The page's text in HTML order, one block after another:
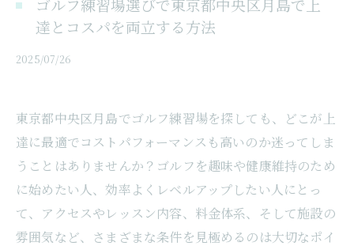
ゴルフ練習場選びで東京都中央区月島で上
達とコスパを両立する方法
2025/07/26
東京都中央区月島でゴルフ練習場を探しても、どこが上
達に最適でコストパフォーマンスも高いのか迷ってしま
うことはありませんか？ゴルフを趣味や健康維持のため
に始めたい人、効率よくレベルアップしたい人にとっ
て、アクセスやレッスン内容、料金体系、そして施設の
雰囲気など、さまざまな条件を見極めるのは大切なポイ